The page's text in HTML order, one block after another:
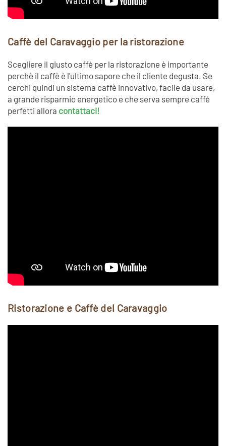
Caffè del Caravaggio per la ristorazione
Scegliere il giusto caffè per la ristorazione è importante
perchè il caffè è l'ultimo sapore che il cliente degusta. Se
cerchi quindi un sistema caffè innovativo, facile da usare,
a grande risparmio energetico e che serva sempre caffè
perfetti allora contattaci!
Ristorazione e Caffè del Caravaggio